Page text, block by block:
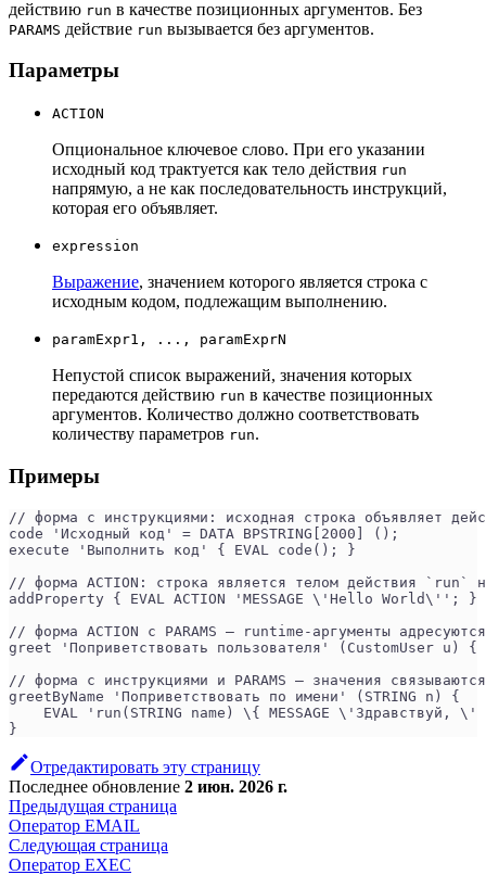
действию run в качестве позиционных аргументов. Без
PARAMS действие run вызывается без аргументов.
Параметры
ACTION
Опциональное ключевое слово. При его указании
исходный код трактуется как тело действия run
напрямую, а не как последовательность инструкций,
которая его объявляет.
expression
Выражение, значением которого является строка с
исходным кодом, подлежащим выполнению.
paramExpr1, ..., paramExprN
Непустой список выражений, значения которых
передаются действию run в качестве позиционных
аргументов. Количество должно соответствовать
количеству параметров run.
Примеры
// форма с инструкциями: исходная строка объявляет
code 'Исходный код' = DATA BPSTRING[2000] ();
execute 'Выполнить код' { EVAL code(); }
// форма ACTION: строка является телом действия `run`
addProperty { EVAL ACTION 'MESSAGE \'Hello World\''; }
// форма ACTION с PARAMS — runtime-аргументы
greet 'Поприветствовать пользователя' (CustomUser u)
// форма с инструкциями и PARAMS — значения
greetByName 'Поприветствовать по имени' (STRING n) {
EVAL 'run(STRING name) \{ MESSAGE \'Здравствуй, \'
}
Отредактировать эту страницу
Последнее обновление 2 июн. 2026 г.
Предыдущая страница
Оператор EMAIL
Следующая страница
Оператор EXEC